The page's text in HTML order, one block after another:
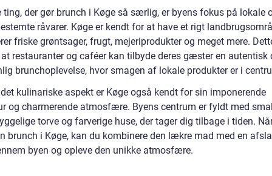
ting, der gør brunch i Køge så særlig, er byens fokus på lokale
råvarer. Køge er kendt for at have et rigt
friske grøntsager, frugt, mejeriprodukter og meget mere.
at restauranter og caféer kan tilbyde deres gæster en autentisk
brunchoplevelse, hvor smagen af lokale produkter er i
kulinariske aspekt er Køge også kendt for sin imponerende
og charmerende atmosfære. Byens centrum er fyldt med
torve og farverige huse, der tager dig tilbage i tiden.
brunch i Køge, kan du kombinere den lækre mad med en
byen og opleve den unikke atmosfære.